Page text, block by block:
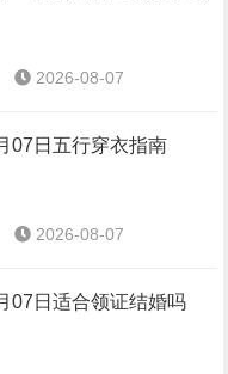
2026-08-07
07日五行穿衣指南
2026-08-07
07日适合领证结婚吗